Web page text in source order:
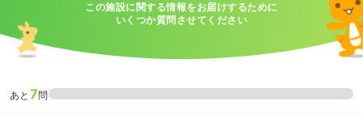
この施設に関する情報をお届けするために
いくつか質問させてください
あと 7問